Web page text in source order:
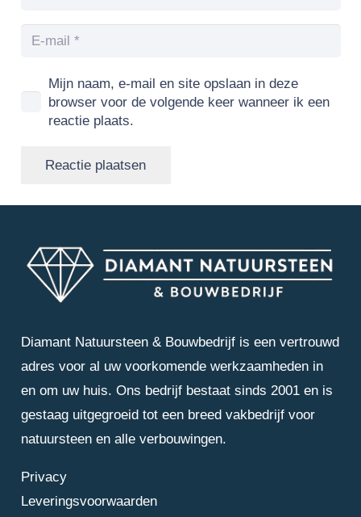
Mijn naam, e-mail en site opslaan in deze
browser voor de volgende keer wanneer ik een
reactie plaats.
Reactie plaatsen
Diamant Natuursteen & Bouwbedrijf is een vertrouwd
adres voor al uw voorkomende werkzaamheden in
en om uw huis. Ons bedrijf bestaat sinds 2001 en is
gestaag uitgegroeid tot een breed vakbedrijf voor
natuursteen en alle verbouwingen.
Privacy
Leveringsvoorwaarden